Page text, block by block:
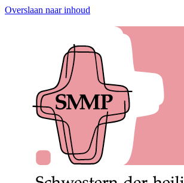
Overslaan naar inhoud